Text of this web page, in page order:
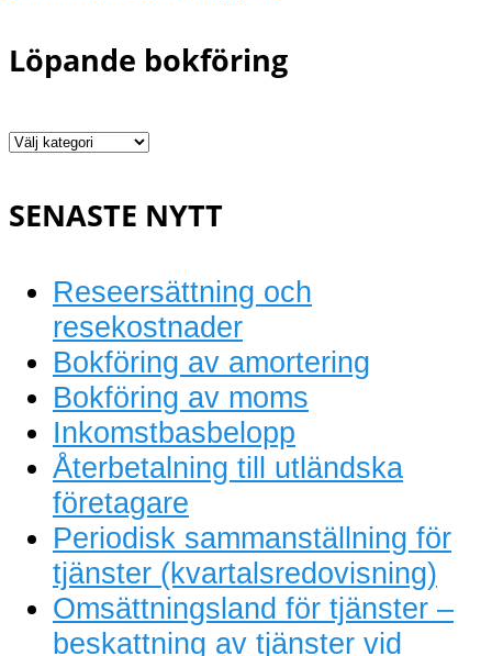
Löpande bokföring
Löpande
SENASTE NYTT
Reseersättning och
resekostnader
Bokföring av amortering
Bokföring av moms
Inkomstbasbelopp
Återbetalning till utländska
företagare
Periodisk sammanställning för
tjänster (kvartalsredovisning)
Omsättningsland för tjänster –
beskattning av tjänster vid